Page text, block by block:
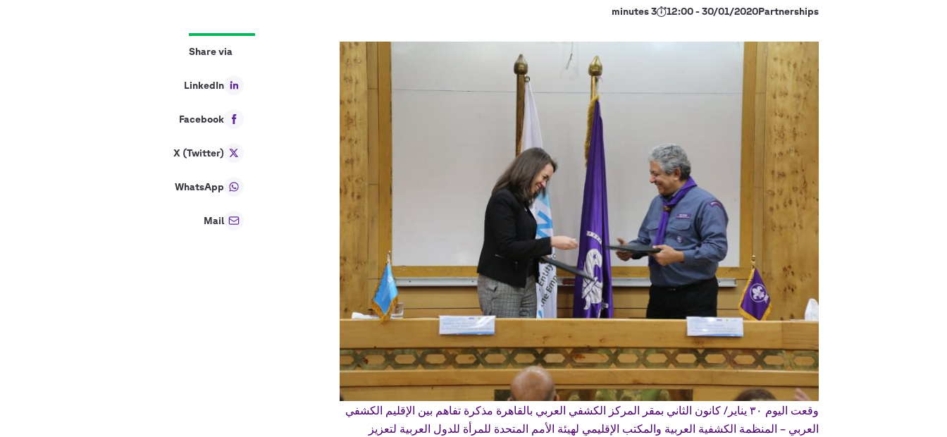
Partnerships
30/01/2020 - 12:00
3 minutes
وقعت اليوم ٣٠ يناير/ كانون الثاني بمقر المركز الكشفي العربي بالقاهرة مذكرة تفاهم بين الإقليم الكشفي
العربي – المنظمة الكشفية العربية والمكتب الإقليمي لهيئة الأمم المتحدة للمرأة للدول العربية لتعزيز
Share via
LinkedIn
Facebook
X (Twitter)
WhatsApp
Mail